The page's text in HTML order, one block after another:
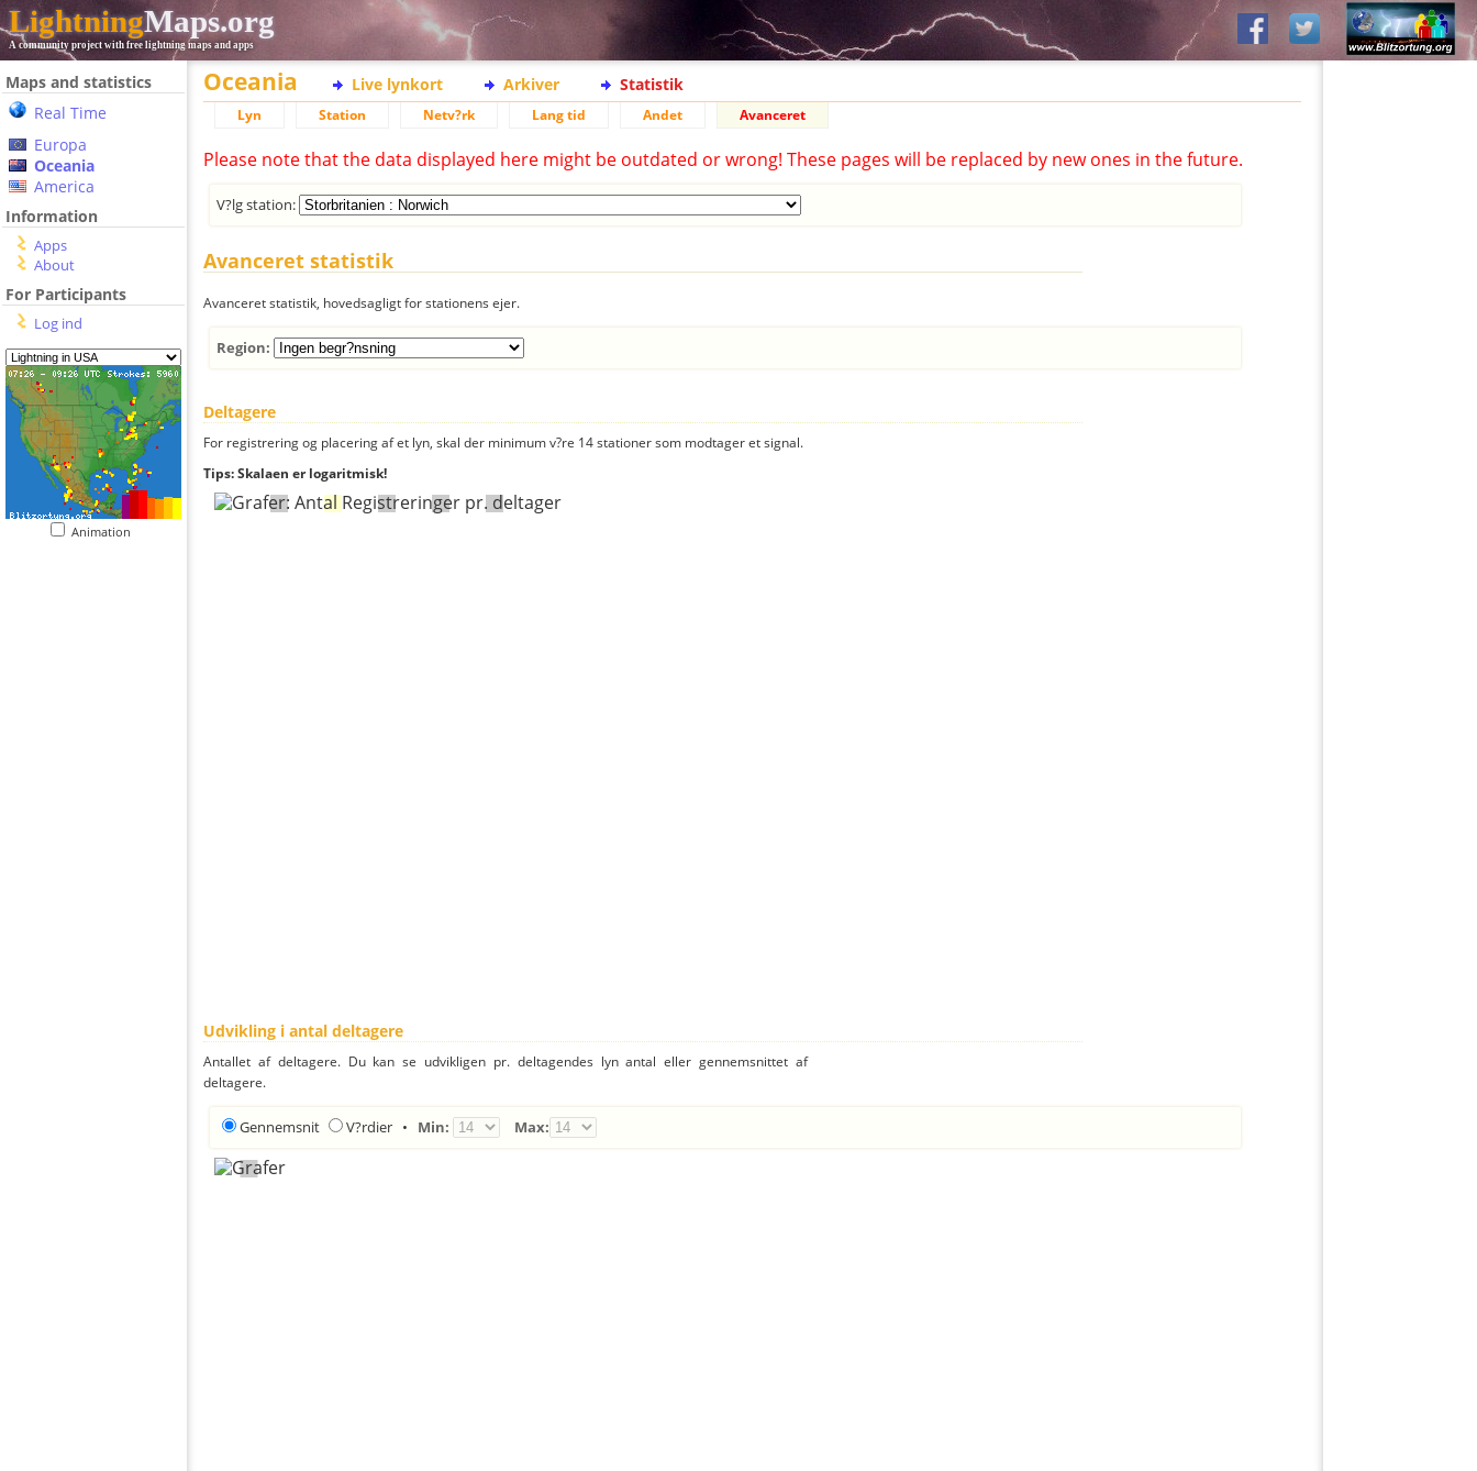
LightningMaps.org
A community project with free lightning maps and apps
Maps and statistics
Real Time
Europa
Oceania
America
Information
Apps
About
For Participants
Log ind
Animation
Oceania Live lynkort Arkiver Statistik
Lyn Station Netv?rk Lang tid Andet Avanceret
Please note that the data displayed here might be outdated or wrong! These pages will be replaced by new ones in the future.
V?lg station:
Avanceret statistik
Avanceret statistik, hovedsagligt for stationens ejer.
Region:
Deltagere
For registrering og placering af et lyn, skal der minimum v?re 14 stationer som modtager et signal.
Tips: Skalaen er logaritmisk!
Udvikling i antal deltagere
Antallet af deltagere. Du kan se udvikligen pr. deltagendes lyn antal eller gennemsnittet af
deltagere.
Gennemsnit V?rdier • Min: Max: